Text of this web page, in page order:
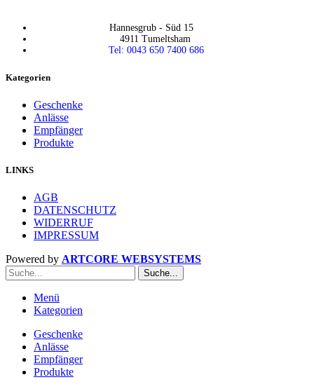
Hannesgrub - Süd 15
4911 Tumeltsham
Tel: 0043 650 7400 686
Kategorien
Geschenke
Anlässe
Empfänger
Produkte
LINKS
AGB
DATENSCHUTZ
WIDERRUF
IMPRESSUM
Powered by ARTCORE WEBSYSTEMS
Suche...
Menü
Kategorien
Geschenke
Anlässe
Empfänger
Produkte